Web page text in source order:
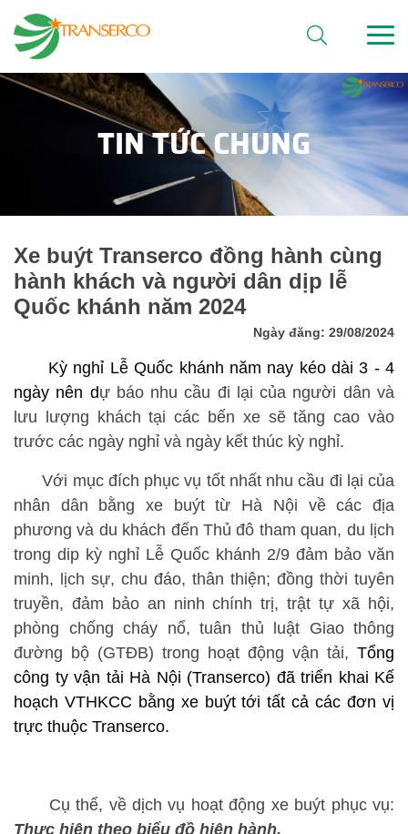
TIN TỨC CHUNG
Xe buýt Transerco đồng hành cùng
hành khách và người dân dịp lễ
Quốc khánh năm 2024
Ngày đăng: 29/08/2024
Kỳ nghỉ LễQuốc khánh năm nay kéo dài 3 -4
ngày nên dự báo nhu cầu đi lại của người dân và
lưu lượng khách tại các bến xe sẽ tăng cao vào
trước các ngày nghỉ và ngày kết thúc kỳ nghỉ.
Với mục đích phục vụ tốt nhất nhu cầu đi lại của
nhân dân bằng xe buýt từ Hà Nội về các địa
phương và du khách đến Thủ đô tham quan, du lịch
trong dip kỳ nghỉ Lễ Quốc khánh 2/9 đảm bảo văn
minh, lịch sự, chu đáo, thân thiện; đồng thời tuyên
truyền, đảm bảo an ninh chính trị, trật tự xã hội,
phòng chống cháy nổ, tuân thủ luật Giao thông
đường bộ (GTĐB) trong hoạt động vận tải, Tổng
công ty vận tải Hà Nội (Transerco) đã triển khai Kế
hoạch VTHKCC bằng xe buýt tới tất cả các đơn vị
trực thuộc Transerco.
Cụ thể, về dịch vụ hoạt động xe buýt phục vụ:
Thực hiện theo biểu đồ hiện hành.